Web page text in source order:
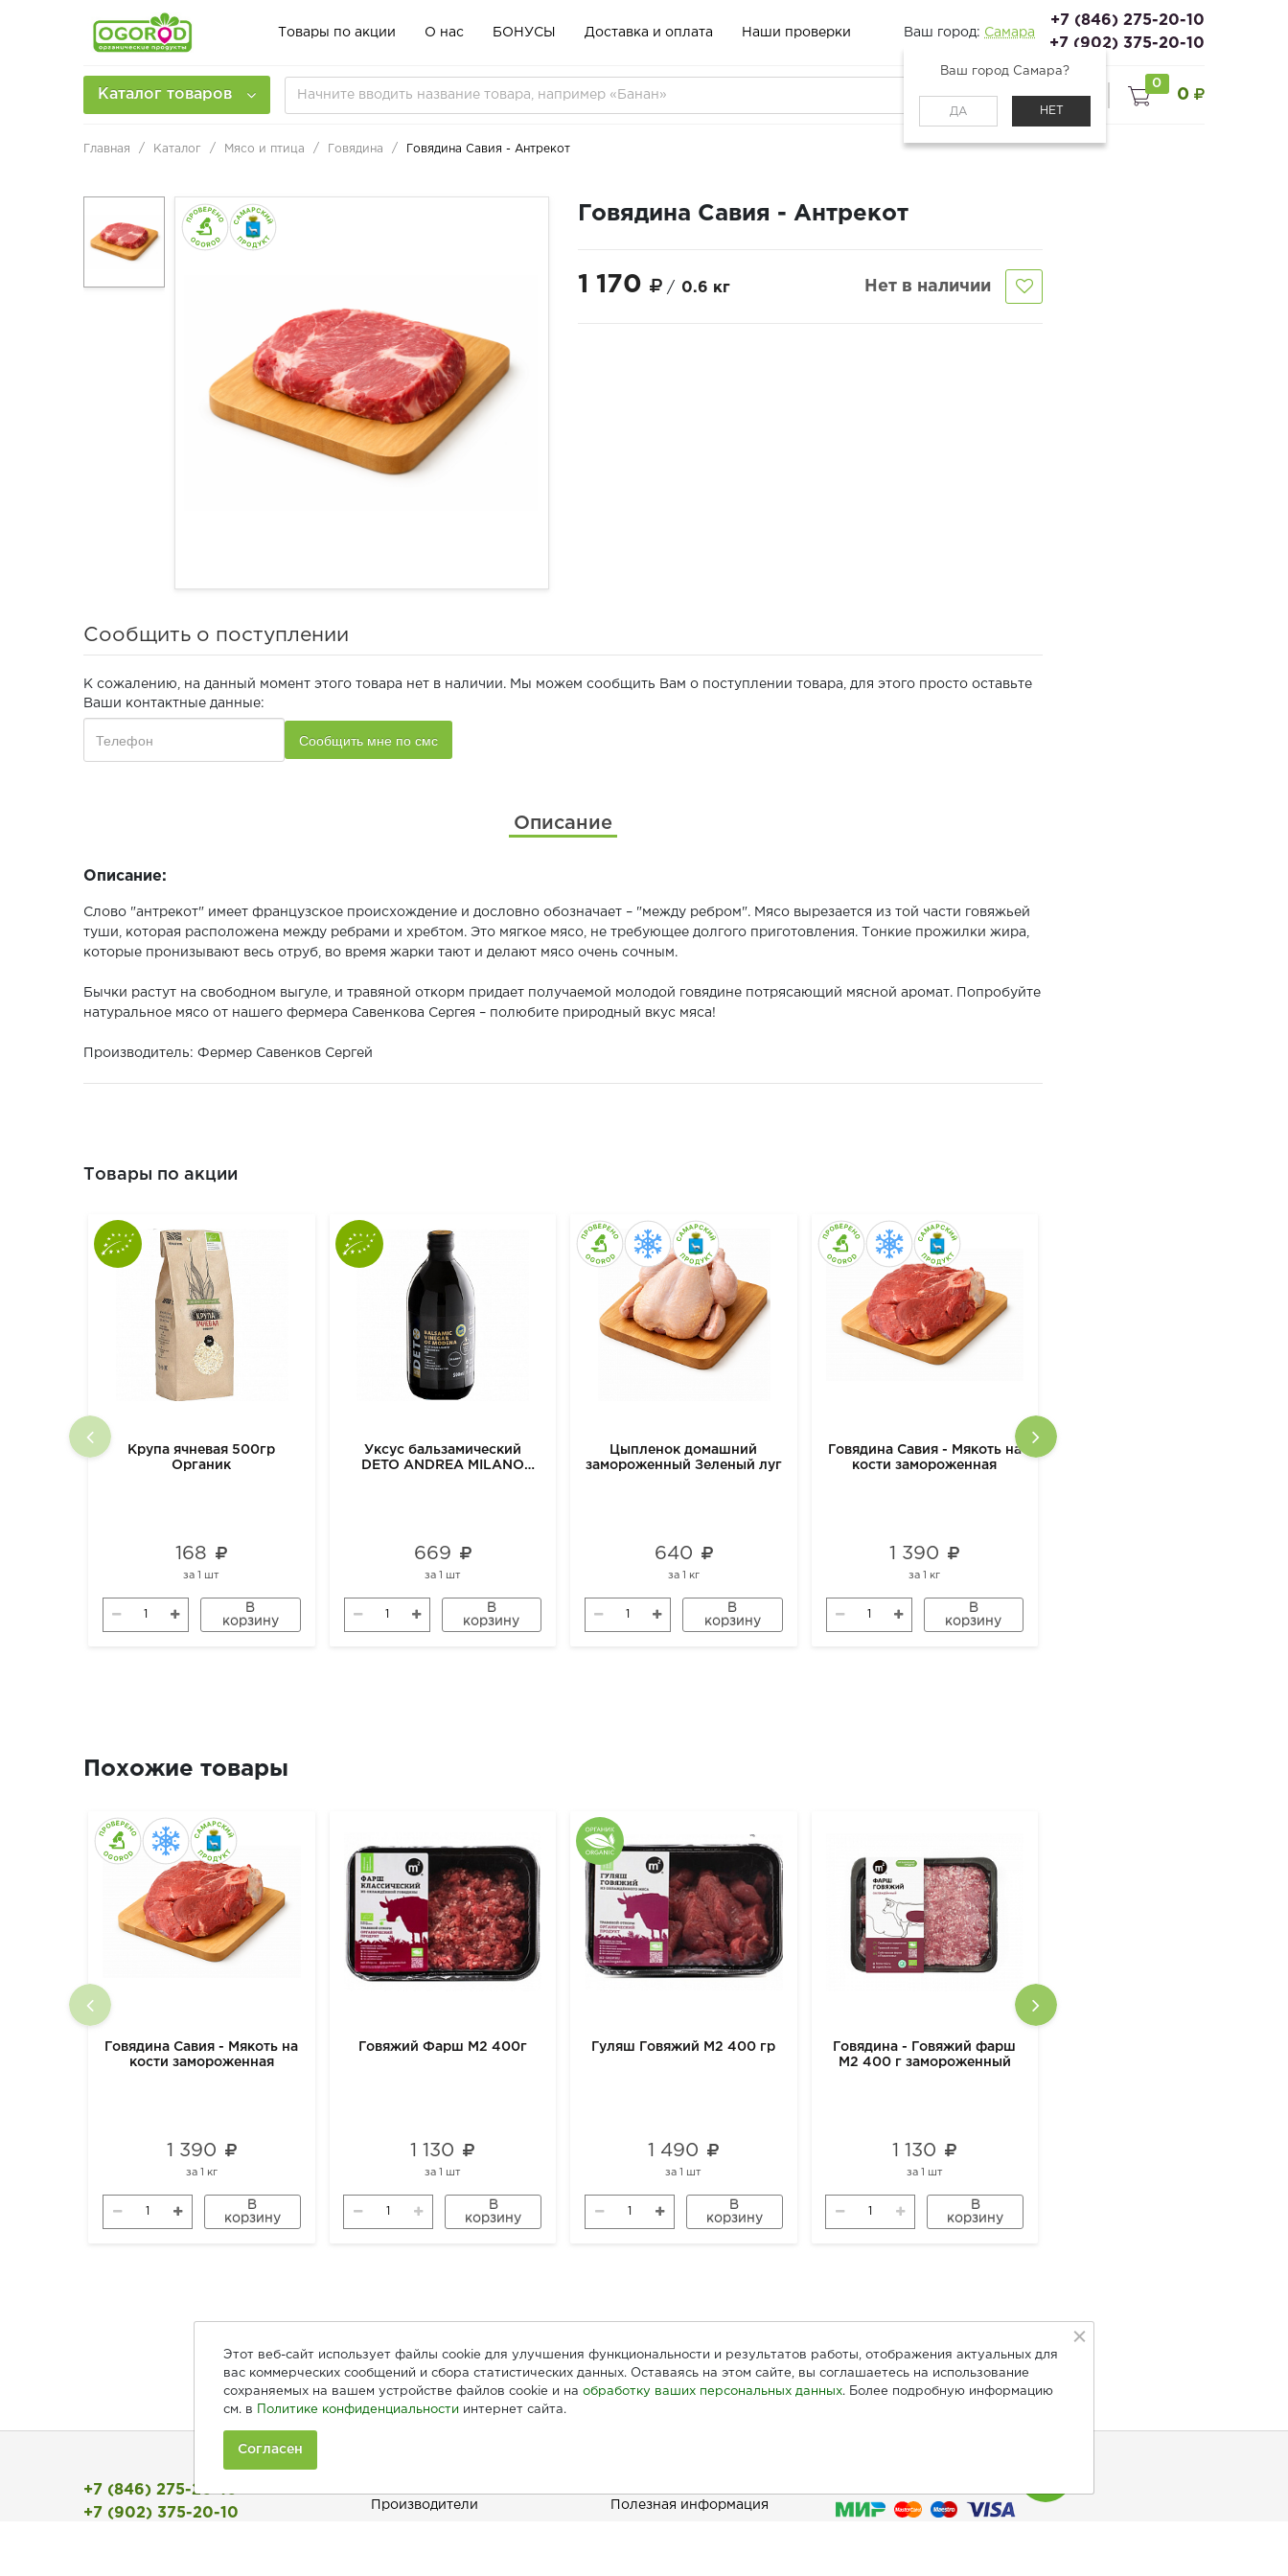
Товары по акции О нас БОНУСЫ Доставка и оплата Наши проверки Ваш город: Самара
Ваш город Самара?
ДА НЕТ
+7 (846) 275-20-10
+7 (902) 375-20-10
Каталог товаров
0
0
Главная Каталог Мясо и птица Говядина Говядина Савия - Антрекот
Говядина Савия - Антрекот
1 170 / 0.6 кг Нет в наличии
Сообщить о поступлении
К сожалению, на данный момент этого товара нет в наличии. Мы можем сообщить Вам о поступлении товара, для этого просто оставьте
Ваши контактные данные:
Описание
Описание:
Слово "антрекот" имеет французское происхождение и дословно обозначает – "между ребром". Мясо вырезается из той части говяжьей
туши, которая расположена между ребрами и хребтом. Это мягкое мясо, не требующее долгого приготовления. Тонкие прожилки жира,
которые пронизывают весь отруб, во время жарки тают и делают мясо очень сочным.
Бычки растут на свободном выгуле, и травяной откорм придает получаемой молодой говядине потрясающий мясной аромат. Попробуйте
натуральное мясо от нашего фермера Савенкова Сергея – полюбите природный вкус мяса!
Производитель: Фермер Савенков Сергей
Товары по акции
Крупа ячневая 500гр
Органик
168
за1 шт
В
корзину
Уксус бальзамический
DETO ANDREA MILANO
669
за 1 шт
В
корзину
Цыпленок домашний
замороженный Зеленый луг
640
за 1 кг
В
корзину
Говядина Савия - Мякоть на
кости замороженная
1 390
за1 кг
В
корзину
Похожие товары
Говядина Савия - Мякоть на
кости замороженная
1 390
за 1 кг
В
корзину
Говяжий Фарш М2 400г
1 130
за 1 шт
В
корзину
Гуляш Говяжий М2 400 гр
1 490
за1 шт
В
корзину
Говядина - Говяжий фарш
М2 400 г замороженный
1 130
за 1 шт
В
корзину
+7 (846) 275-20-10
+7 (902) 375-20-10
Производители Полезная информация
Этот веб-сайт использует файлы cookie для улучшения функциональности и результатов работы, отображения актуальных для
вас коммерческих сообщений и сбора статистических данных. Оставаясь на этом сайте, вы соглашаетесь на использование
сохраняемых на вашем устройстве файлов cookie и на обработку ваших персональных данных. Более подробную информацию
см. в
Политике конфиденциальности интернет сайта.
Согласен